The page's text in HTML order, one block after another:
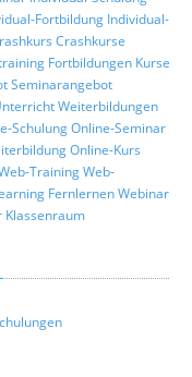
Fortbildung Individual-
Crashkurse
Fortbildungen Kurse
Seminarangebot
Weiterbildungen
SchulungOnline-Seminar
Online-Kurs
TrainingWeb-
FernlernenWebinar
Klassenraum